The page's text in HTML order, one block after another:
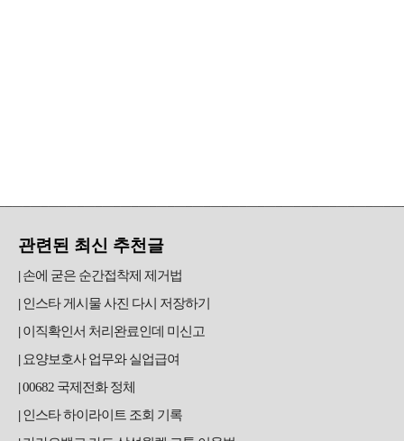
관련된 최신 추천글
손에 굳은 순간접착제 제거법
인스타 게시물 사진 다시 저장하기
이직확인서 처리완료인데 미신고
요양보호사 업무와 실업급여
00682 국제전화 정체
인스타 하이라이트 조회 기록